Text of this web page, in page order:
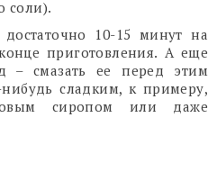
соли).
10-15 минут на
приготовления. А еще
– смазать ее перед этим
сладким, к примеру,
сиропом или даже